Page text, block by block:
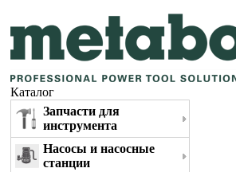
Каталог
Запчасти для
инструмента
Насосы и насосные
станции